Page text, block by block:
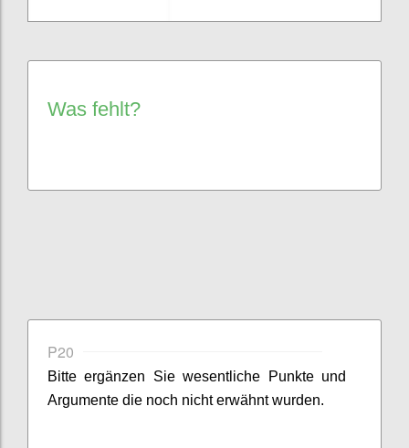
Was fehlt?
P20
Bitte ergänzen Siewesentliche Punkte und
Argumente die noch nicht erwähnt wurden.